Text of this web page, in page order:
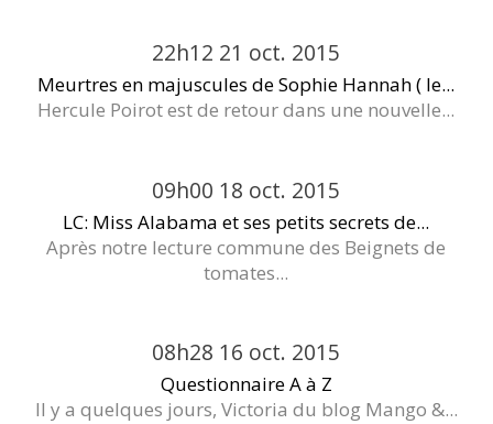
22h12 21 oct. 2015
Meurtres en majuscules de Sophie Hannah ( le...
Hercule Poirot est de retour dans une nouvelle...
09h00 18 oct. 2015
LC: Miss Alabama et ses petits secrets de...
Après notre lecture commune des Beignets de
tomates...
08h28 16 oct. 2015
Questionnaire A à Z
Il y a quelques jours, Victoria du blog Mango &...